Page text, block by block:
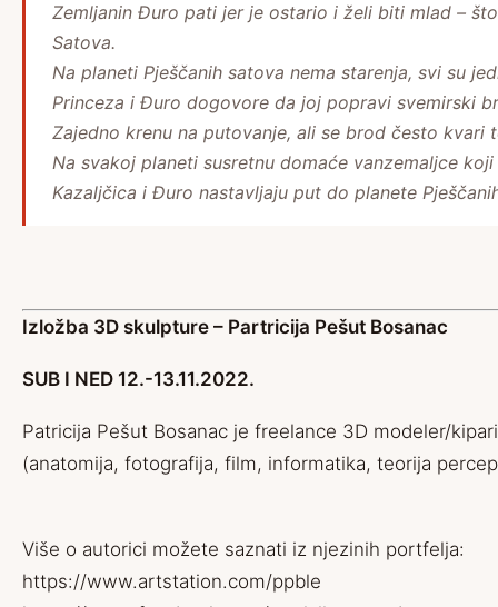
Zemljanin Đuro pati jer je ostario i želi biti mlad –
Satova.
Na planeti Pješčanih satova nema starenja, svi su
Princeza i Đuro dogovore da joj popravi svemirski
Zajedno krenu na putovanje, ali se brod često kvari
Na svakoj planeti susretnu domaće vanzemaljce
Kazaljčica i Đuro nastavljaju put do planete
Izložba 3D skulpture – Partricija Pešut Bosanac
SUB I NED 12.-13.11.2022.
Patricija Pešut Bosanac je freelance 3D modeler/
(anatomija, fotografija, film, informatika, teorija
Više o autorici možete saznati iz njezinih portfelja:
https://www.artstation.com/ppble